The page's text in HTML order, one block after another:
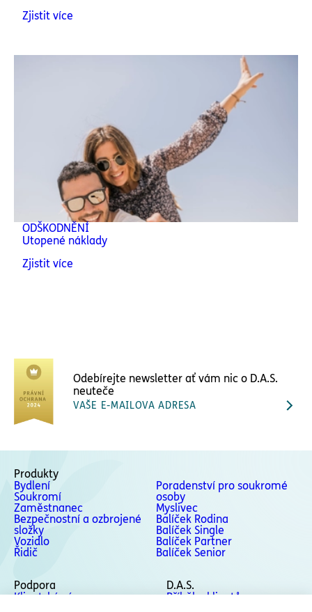
Zjistit více
ODŠKODNĚNÍ
Utopené náklady
Zjistit více
Odebírejte newsletter ať vám nic o D.A.S.
neuteče
VAŠE E-MAILOVA ADRESA
Produkty
Bydlení
Soukromí
Zaměstnanec
Bezpečnostní a ozbrojené
složky
Vozidlo
Řidič
Poradenství pro soukromé
osoby
Myslivec
Balíček Rodina
Balíček Single
Balíček Partner
Balíček Senior
Podpora
Klientská zóna
D.A.S.
Příběhy klientů